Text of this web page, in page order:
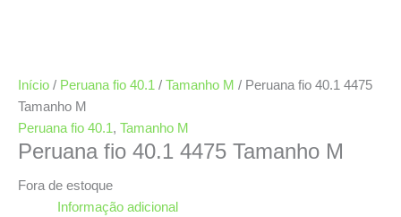
Início / Peruana fio 40.1 / Tamanho M / Peruana fio 40.1 4475
Tamanho M
Peruana fio 40.1 , Tamanho M
Peruana fio 40.1 4475 Tamanho M
Fora de estoque
Informação adicional